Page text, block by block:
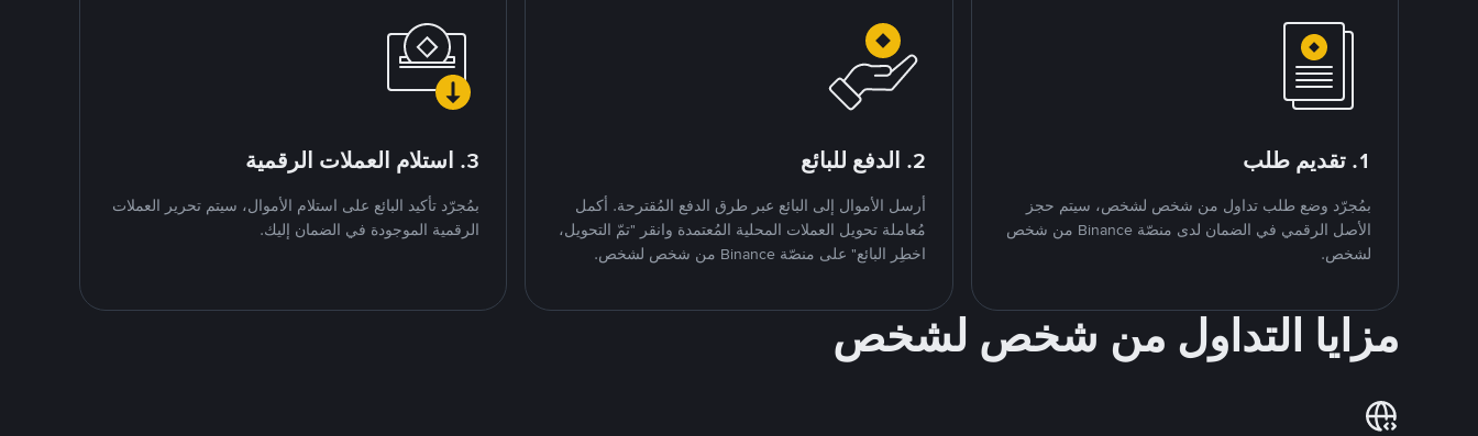
1. تقديم طلب
بمُجرّد وضع طلب تداول من شخص لشخص، سيتم حجز
الأصل الرقمي في الضمان لدى منصّة Binance من شخص
لشخص.
2. الدفع للبائع
أرسل الأموال إلى البائع عبر طرق الدفع المُقترحة. أكمل
مُعاملة تحويل العملات المحلية المُعتمدة وانقر "تمّ التحويل،
اخطِر البائع" على منصّة Binance من شخص لشخص.
3. استلام العملات الرقمية
بمُجرّد تأكيد البائع على استلام الأموال، سيتم تحرير العملات
الرقمية الموجودة في الضمان إليك.
مزايا التداول من شخص لشخص